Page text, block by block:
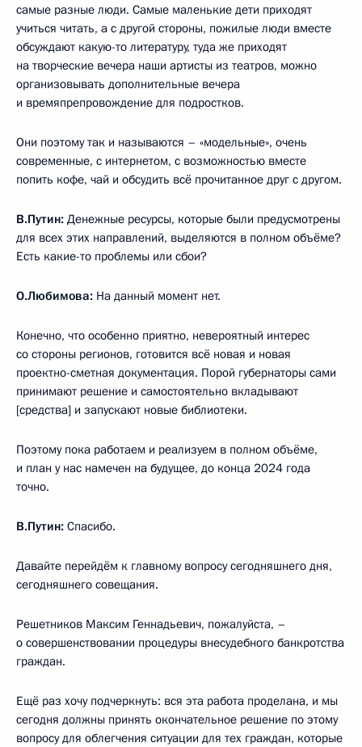
самые разные люди. Самые маленькие дети приходят
учиться читать, а с другой стороны, пожилые люди вместе
обсуждают какую-то литературу, туда же приходят
на творческие вечера наши артисты из театров, можно
организовывать дополнительные вечера
и времяпрепровождение для подростков.
Они поэтому так и называются – «модельные», очень
современные, с интернетом, с возможностью вместе
попить кофе, чай и обсудить всё прочитанное друг с другом.
В.Путин: Денежные ресурсы, которые были предусмотрены
для всех этих направлений, выделяются в полном объёме?
Есть какие-то проблемы или сбои?
О.Любимова: На данный момент нет.
Конечно, что особенно приятно, невероятный интерес
со стороны регионов, готовится всё новая и новая
проектно-сметная документация. Порой губернаторы сами
принимают решение и самостоятельно вкладывают
[средства] и запускают новые библиотеки.
Поэтому пока работаем и реализуем в полном объёме,
и план у нас намечен на будущее, до конца 2024 года
точно.
В.Путин: Спасибо.
Давайте перейдём к главному вопросу сегодняшнего дня,
сегодняшнего совещания.
Решетников Максим Геннадьевич, пожалуйста, –
о совершенствовании процедуры внесудебного банкротства
граждан.
Ещё раз хочу подчеркнуть: вся эта работа проделана, и мы
сегодня должны принять окончательное решение по этому
вопросу для облегчения ситуации для тех граждан, которые